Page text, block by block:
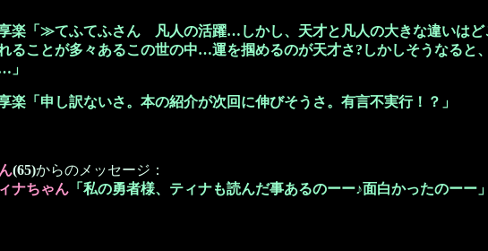
楽「≫てふてふさん 凡人の活躍…しかし、天才と凡人の大きな違いはど
ることが多々あるこの世の中…運を掴めるのが天才さ?しかしそうなると
」
楽「申し訳ないさ。本の紹介が次回に伸びそうさ。有言不実行！？」
(65)からのメッセージ：
ナちゃん 「私の勇者様、ティナも読んだ事あるのーー♪面白かったのーー